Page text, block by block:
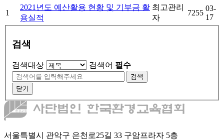
1
2021년도 예산활용 현황 및 기부금 활
용실적
최고관리
자
7255
03-
17
검색
검색대상 검색어 필수
검색
닫기
서울특별시 관악구 은천로25길 33 구암프라자 5층